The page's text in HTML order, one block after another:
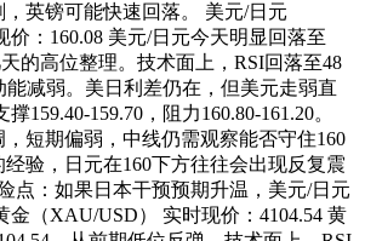
英镑可能快速回落。 美元/日元
价：160.08 美元/日元今天明显回落至
的高位整理。技术面上，RSI回落至48
减弱。美日利差仍在，但美元走弱直
159.40-159.70，阻力160.80-161.20。
短期偏弱，中线仍需观察能否守住160
验，日元在160下方往往会出现反复震
点：如果日本干预预期升温，美元/日元
金（XAU/USD） 实时现价：4104.54 黄